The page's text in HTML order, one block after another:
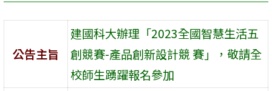
公告主旨
建國科大辦理「2023全國智慧生活五
創競賽-產品創新設計競 賽」，敬請全
校師生踴躍報名參加